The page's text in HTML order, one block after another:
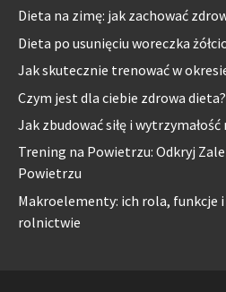
Dieta na zimę: jak zachować
Dieta po usunięciu woreczka
Jak skutecznie trenować w
Czym jest dla ciebie zdrowa dieta?
Jak zbudować siłę i
Trening na Powietrzu: Odkryj
Powietrzu
Makroelementy: ich rola, funkcje
rolnictwie